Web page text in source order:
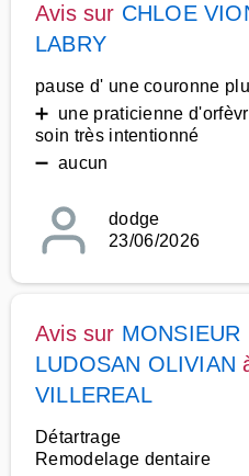
Avis sur CHLOE
LABRY
pause d' une couronne
➕ une praticienne
soin très intentionné
➖ aucun
dodge
23/06/2026
Avis sur MONSIEUR
LUDOSAN OLIVIAN
VILLEREAL
Détartrage
Remodelage dentaire